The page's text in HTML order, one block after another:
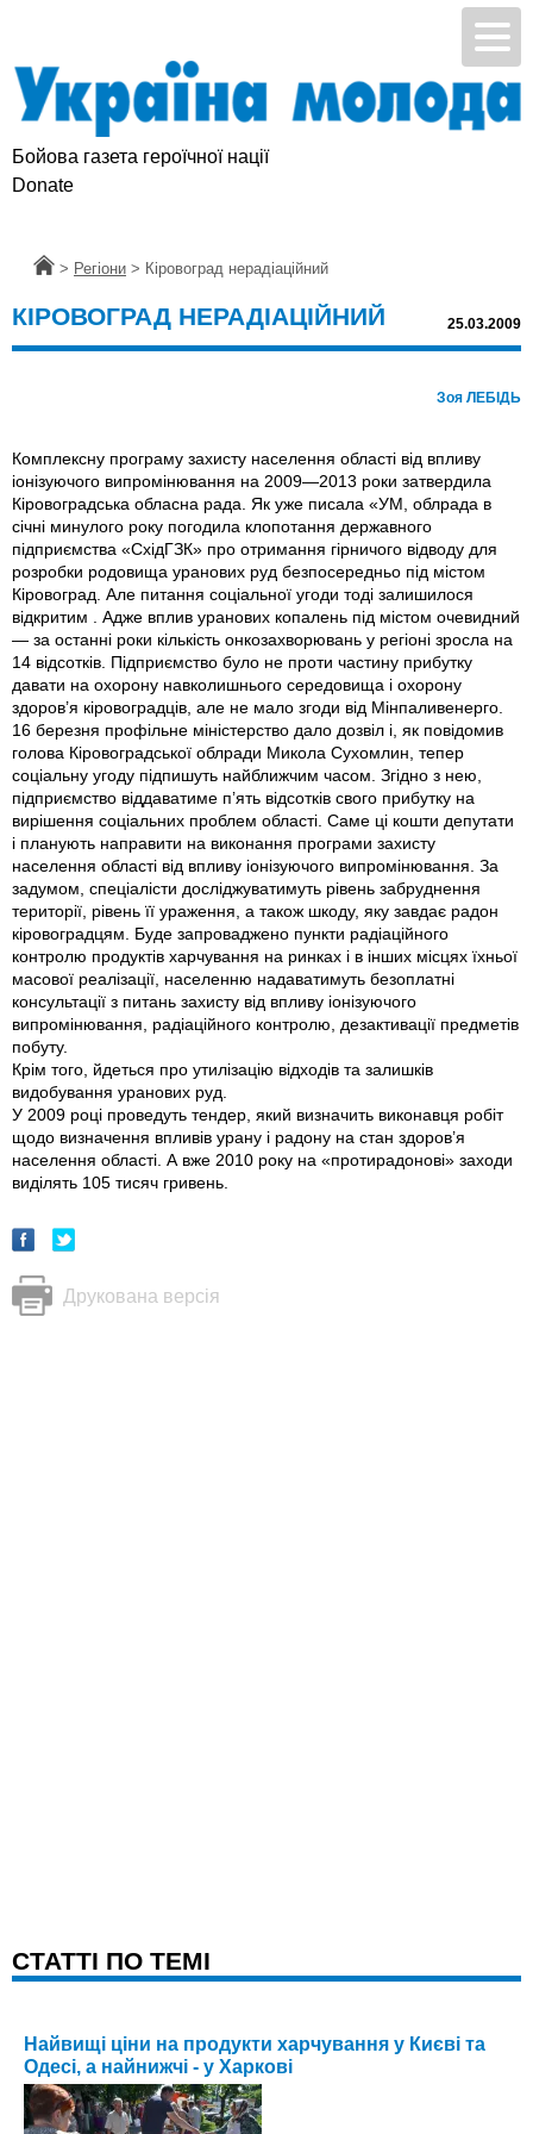
Бойова газета героїчної нації
Donate
Головна
> Регіони > Кіровоград нерадіаційний
КІРОВОГРАД НЕРАДІАЦІЙНИЙ 25.03.2009
Зоя ЛЕБІДЬ
Комплексну програму захисту населення області від впливу
іонізуючого випромінювання на 2009—2013 роки затвердила
Кіровоградська обласна рада. Як уже писала «УМ, облрада в
січні минулого року погодила клопотання державного
підприємства «СхідГЗК» про отримання гірничого відводу для
розробки родовища уранових руд безпосередньо під містом
Кіровоград. Але питання соціальної угоди тоді залишилося
відкритим . Адже вплив уранових копалень під містом очевидний
— за останні роки кількість онкозахворювань у регіоні зросла на
14 відсотків. Підприємство було не проти частину прибутку
давати на охорону навколишнього середовища і охорону
здоров’я кіровоградців, але не мало згоди від Мінпаливенерго.
16 березня профільне міністерство дало дозвіл і, як повідомив
голова Кіровоградської облради Микола Сухомлин, тепер
соціальну угоду підпишуть найближчим часом. Згідно з нею,
підприємство віддаватиме п’ять відсотків свого прибутку на
вирішення соціальних проблем області. Саме ці кошти депутати
і планують направити на виконання програми захисту
населення області від впливу іонізуючого випромінювання. За
задумом, спеціалісти досліджуватимуть рівень забруднення
території, рівень її ураження, а також шкоду, яку завдає радон
кіровоградцям. Буде запроваджено пункти радіаційного
контролю продуктів харчування на ринках і в інших місцях їхньої
масової реалізації, населенню надаватимуть безоплатні
консультації з питань захисту від впливу іонізуючого
випромінювання, радіаційного контролю, дезактивації предметів
побуту.
Крім того, йдеться про ути­лізацію відходів та залишків
видобування уранових руд.
У 2009 році проведуть тендер, який визначить виконавця робіт
щодо визначення впливів урану і радону на стан здоров’я
населення області. А вже 2010 року на «протирадонові» заходи
виділять 105 тисяч гривень.
Друкована версія
CТАТТІ ПО ТЕМІ
Найвищі ціни на продукти харчування у Києві та
Одесі, а найнижчі - у Харкові